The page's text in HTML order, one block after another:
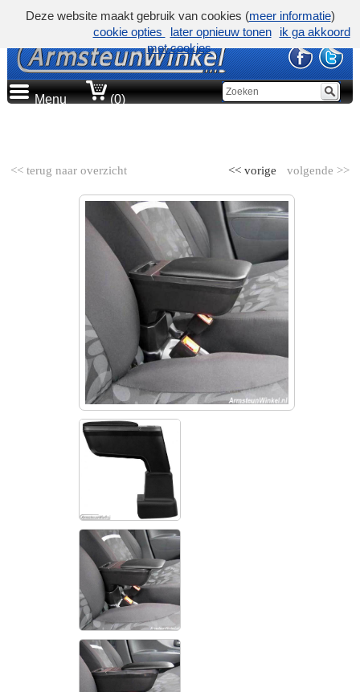
Menu (0)
<< terug naar overzicht volgende >>
<< vorige
Deze website maakt gebruik van cookies (meer informatie)
cookie opties
later opnieuw tonen
ik ga akkoord
met cookies